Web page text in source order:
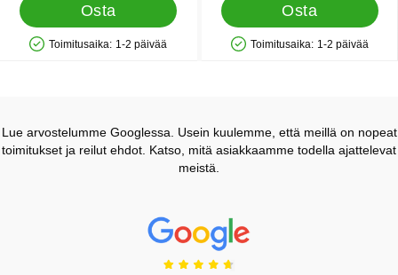
Osta
Saatavuus: Varastossa
Toimitusaika: 1-2 päivää
Osta
Saatavuus: Varastossa
Toimitusaika: 1-2 päivää
Lue arvostelumme Googlessa. Usein kuulemme, että meillä on nopeat
toimitukset ja reilut ehdot. Katso, mitä asiakkaamme todella ajattelevat
meistä.
Prisjakt Arvostelu: 4.7 Tähdet